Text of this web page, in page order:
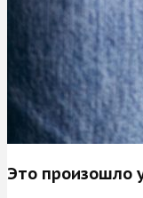
Это произошло